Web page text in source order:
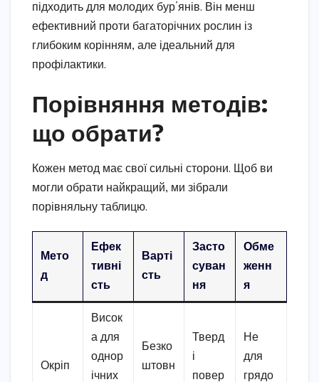
підходить для молодих бур’янів. Він менш
ефективний проти багаторічних рослин із
глибоким корінням, але ідеальний для
профілактики.
Порівняння методів:
що обрати?
Кожен метод має свої сильні сторони. Щоб ви
могли обрати найкращий, ми зібрали
порівняльну таблицю.
Мето
д
Ефек
тивні
сть
Варті
сть
Засто
суван
ня
Обме
женн
я
Окріп
Висок
а для
однор
ічних
Безко
штовн
Тверд
і
повер
Не
для
грядо